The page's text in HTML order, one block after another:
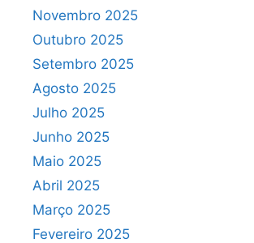
Novembro 2025
Outubro 2025
Setembro 2025
Agosto 2025
Julho 2025
Junho 2025
Maio 2025
Abril 2025
Março 2025
Fevereiro 2025